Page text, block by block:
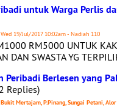
untuk Warga Perlis
Wed 19/Jul/2017 10:02am - Nadiah 110
RM5000 UNTUK
DAN SWASTA YG
Peribadi Berlesen yang
Replies)
Mertajam, P.Pinang, Sungai Petani,